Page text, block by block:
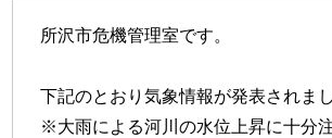
所沢市危機管理室です。
下記のとおり気象情報が発表されまし
※大雨による河川の水位上昇に十分